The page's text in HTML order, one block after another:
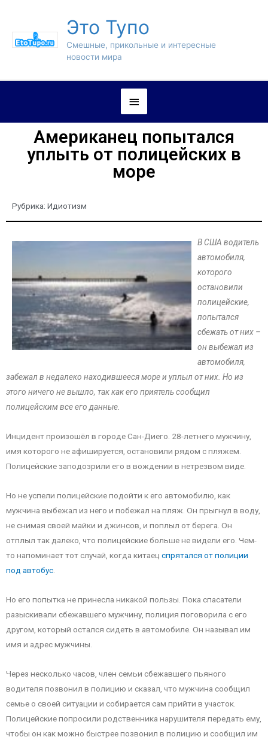
Это Тупо
Смешные, прикольные и интересные
новости мира
Американец попытался
уплыть от полицейских в
море
Рубрика: Идиотизм
В США водитель
автомобиля,
которого
остановили
полицейские,
попытался
сбежать от них –
он выбежал из
автомобиля,
забежал в недалеко находившееся море и уплыл от них. Но из
этого ничего не вышло, так как его приятель сообщил
полицейским все его данные.
Инцидент произошёл в городе Сан-Диего. 28-летнего мужчину,
имя которого не афишируется, остановили рядом с пляжем.
Полицейские заподозрили его в вождении в нетрезвом виде.
Но не успели полицейские подойти к его автомобилю, как
мужчина выбежал из него и побежал на пляж. Он прыгнул в воду,
не снимая своей майки и джинсов, и поплыл от берега. Он
отплыл так далеко, что полицейские больше не видели его. Чем-
то напоминает тот случай, когда китаец спрятался от полиции
под автобус
Но его попытка не принесла никакой пользы. Пока спасатели
разыскивали сбежавшего мужчину, полиция поговорила с его
другом, который остался сидеть в автомобиле. Он называл им
имя и адрес мужчины.
Через несколько часов, член семьи сбежавшего пьяного
водителя позвонил в полицию и сказал, что мужчина сообщил
семье о своей ситуации и собирается сам прийти в участок.
Полицейские попросили родственника нарушителя передать ему,
чтобы он как можно быстрее позвонил в полицию и сообщил им